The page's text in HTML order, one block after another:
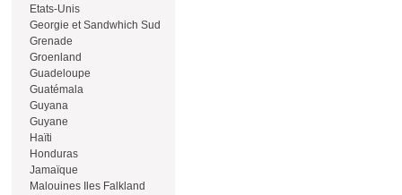
Etats-Unis
Georgie et Sandwhich Sud
Grenade
Groenland
Guadeloupe
Guatémala
Guyana
Guyane
Haïti
Honduras
Jamaïque
Malouines Iles Falkland